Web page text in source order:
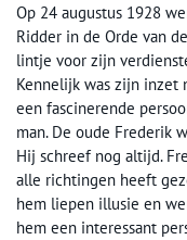
Op 24 augustus 1928
Ridder in de Orde van
lintje voor zijn
Kennelijk was zijn inzet
een fascinerende
man. De oude Frederik
Hij schreef nog altijd.
alle richtingen heeft
hem liepen illusie en
hem een interessant